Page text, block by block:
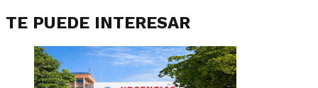
TE PUEDE INTERESAR